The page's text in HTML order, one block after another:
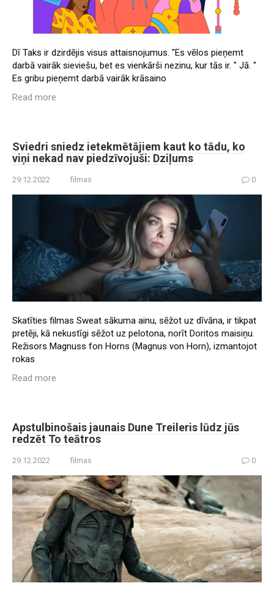
Dī Taks ir dzirdējis visus attaisnojumus. "Es vēlos pieņemt
darbā vairāk sieviešu, bet es vienkārši nezinu, kur tās ir. " Jā. "
Es gribu pieņemt darbā vairāk krāsaino
Read more
Sviedri sniedz ietekmētājiem kaut ko tādu, ko
viņi nekad nav piedzīvojuši: Dziļums
29.12.2022 filmas 0
Skatīties filmas Sweat sākuma ainu, sēžot uz dīvāna, ir tikpat
pretēji, kā nekustīgi sēžot uz pelotona, norīt Doritos maisiņu.
Režisors Magnuss fon Horns (Magnus von Horn), izmantojot
rokas
Read more
Apstulbinošais jaunais Dune Treileris lūdz jūs
redzēt To teātros
29.12.2022 filmas 0